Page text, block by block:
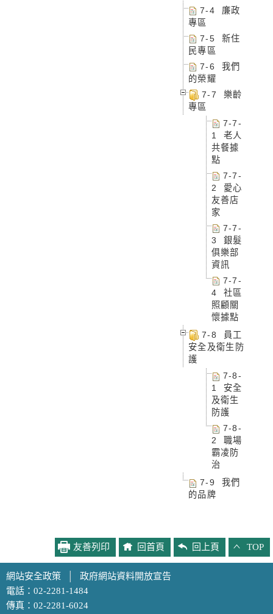
7-4 廉政
專區
7-5 新住
民專區
7-6 我們
的榮耀
7-7 樂齡
專區
7-7-
1 老人
共餐據
點
7-7-
2 愛心
友善店
家
7-7-
3 銀髮
俱樂部
資訊
7-7-
4 社區
照顧關
懷據點
7-8 員工
安全及衛生防
護
7-8-
1 安全
及衛生
防護
7-8-
2 職場
霸凌防
治
7-9 我們
的品牌
友善列印 回首頁 回上頁 TOP
網站安全政策
政府網站資料開放宣告
電話：02-2281-1484
傳真：02-2281-6024